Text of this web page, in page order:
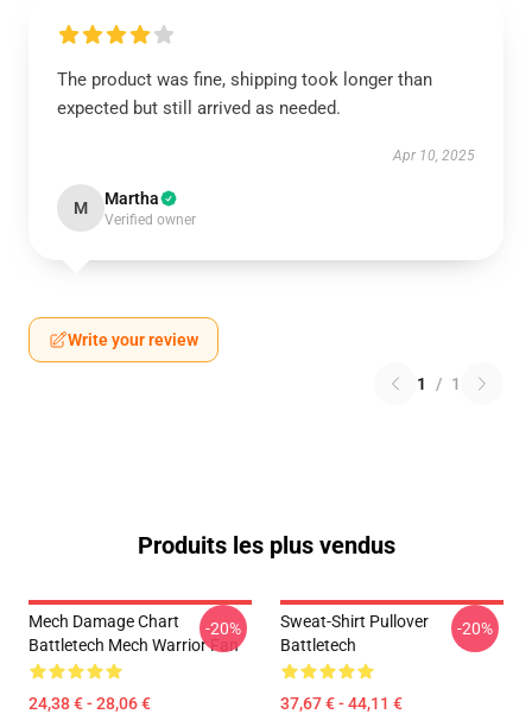
The product was fine, shipping took longer than
expected but still arrived as needed.
Apr 10, 2025
M Martha
Verified owner
Write your review
1 / 1
Produits les plus vendus
Mech Damage Chart
Battletech Mech Warrior Fan
24,38 € - 28,06 €
-20%
Sweat-Shirt Pullover
Battletech
37,67 € - 44,11 €
-20%